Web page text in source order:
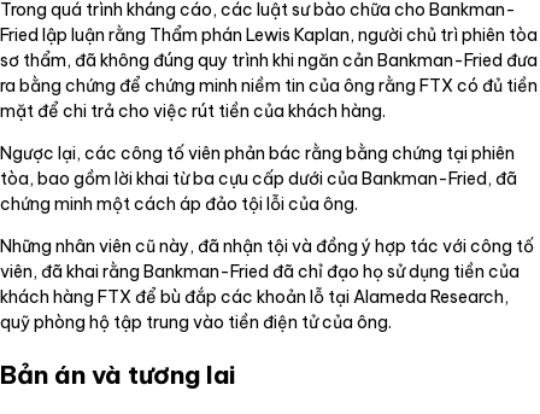
Trong quá trình kháng cáo, các luật sư bào chữa cho Bankman-
Fried lập luận rằng Thẩm phán Lewis Kaplan, người chủ trì phiên tòa
sơ thẩm, đã không đúng quy trình khi ngăn cản Bankman-Fried đưa
ra bằng chứng để chứng minh niềm tin của ông rằng FTX có đủ tiền
mặt để chi trả cho việc rút tiền của khách hàng.
Ngược lại, các công tố viên phản bác rằng bằng chứng tại phiên
tòa, bao gồm lời khai từ ba cựu cấp dưới của Bankman-Fried, đã
chứng minh một cách áp đảo tội lỗi của ông.
Những nhân viên cũ này, đã nhận tội và đồng ý hợp tác với công tố
viên, đã khai rằng Bankman-Fried đã chỉ đạo họ sử dụng tiền của
khách hàng FTX để bù đắp các khoản lỗ tại Alameda Research,
quỹ phòng hộ tập trung vào tiền điện tử của ông.
Bản án và tương lai